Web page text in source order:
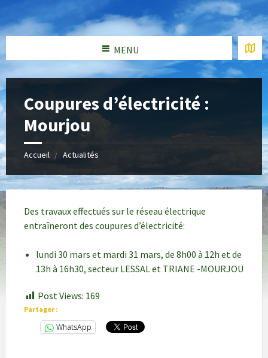
MENU
Coupures d’électricité :
Mourjou
Accueil Actualités
Des travaux effectués sur le réseau électrique
entraîneront des coupures d’électricité:
lundi 30 mars et mardi 31 mars, de 8h00 à 12h et de
13h à 16h30, secteur LESSAL et TRIANE -MOURJOU
Post Views: 169
Partager :
WhatsApp